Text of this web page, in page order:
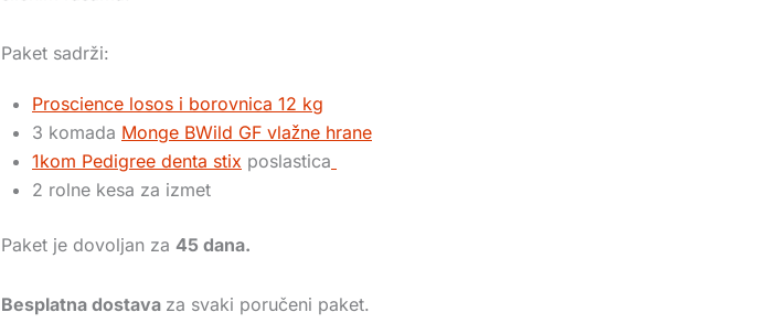
Paket sadrži:
Proscience losos i borovnica 12 kg
3 komada Monge BWild GF vlažne hrane
1kom Pedigree denta stix poslastica
2 rolne kesa za izmet
Paket je dovoljan za 45 dana.
Besplatna dostava za svaki poručeni paket.